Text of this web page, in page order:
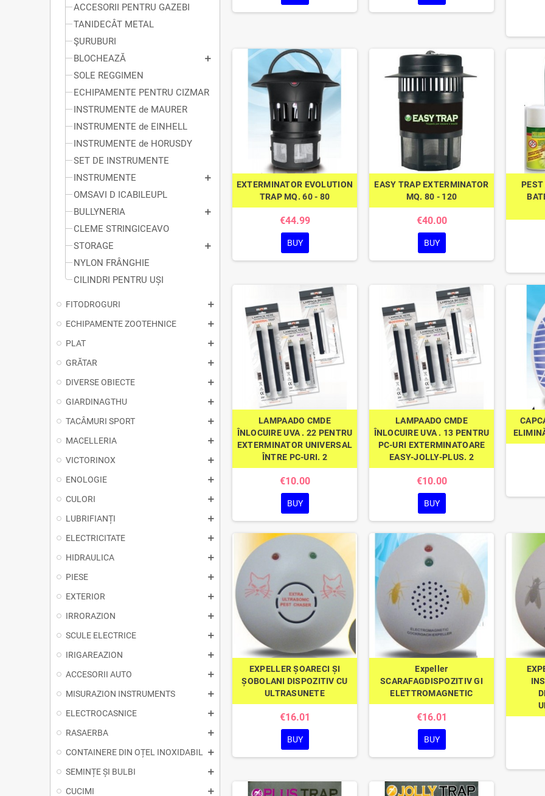
ACCESORII PENTRU GAZEBI
TANIDECÂT METAL
ŞURUBURI
BLOCHEAZĂ
SOLE REGGIMEN
ECHIPAMENTE PENTRU CIZMAR
INSTRUMENTE de MAURER
INSTRUMENTE de EINHELL
INSTRUMENTE de HORUSDY
SET DE INSTRUMENTE
INSTRUMENTE
OMSAVI D ICABILEUPL
BULLYNERIA
CLEME STRINGICEAVO
STORAGE
NYLON FRÂNGHIE
CILINDRI PENTRU UȘI
FITODROGURI
ECHIPAMENTE ZOOTEHNICE
PLAT
GRĂTAR
DIVERSE OBIECTE
GIARDINAGTHU
TACÂMURI SPORT
MACELLERIA
VICTORINOX
ENOLOGIE
CULORI
LUBRIFIANȚI
ELECTRICITATE
HIDRAULICA
PIESE
EXTERIOR
IRRORAZION
SCULE ELECTRICE
IRIGAREAZION
ACCESORII AUTO
MISURAZION INSTRUMENTS
ELECTROCASNICE
RASAERBA
CONTAINERE DIN OȚEL INOXIDABIL
SEMINȚE ȘI BULBI
CUCIMI
EXTERMINATOR EVOLUTION
TRAP MQ. 60 - 80
€44.99
BUY
EASY TRAP EXTERMINATOR
MQ. 80 - 120
€40.00
BUY
LAMPAADO CMDE
ÎNLOCUIRE UVA . 22 PENTRU
EXTERMINATOR UNIVERSAL
ÎNTRE PC-URI. 2
€10.00
BUY
LAMPAADO CMDE
ÎNLOCUIRE UVA . 13 PENTRU
PC-URI EXTERMINATOARE
EASY-JOLLY-PLUS. 2
€10.00
BUY
EXPELLER ȘOARECI ȘI
ȘOBOLANI DISPOZITIV CU
ULTRASUNETE
€16.01
BUY
Expeller
SCARAFAGDISPOZITIV GI
ELETTROMAGNETIC
€16.01
BUY